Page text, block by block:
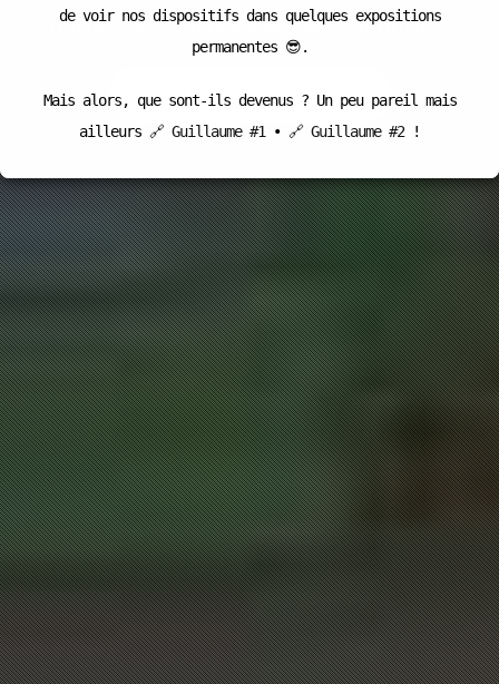
musées, institutions culturelles et artistes
DÉCOUVREZ NOTRE STUDIO
de voir nos dispositifs dans quelques expositions
permanentes 😎.
Mais alors, que sont-ils devenus ? Un peu pareil mais
ailleurs 🔗 Guillaume #1 • 🔗 Guillaume #2 !